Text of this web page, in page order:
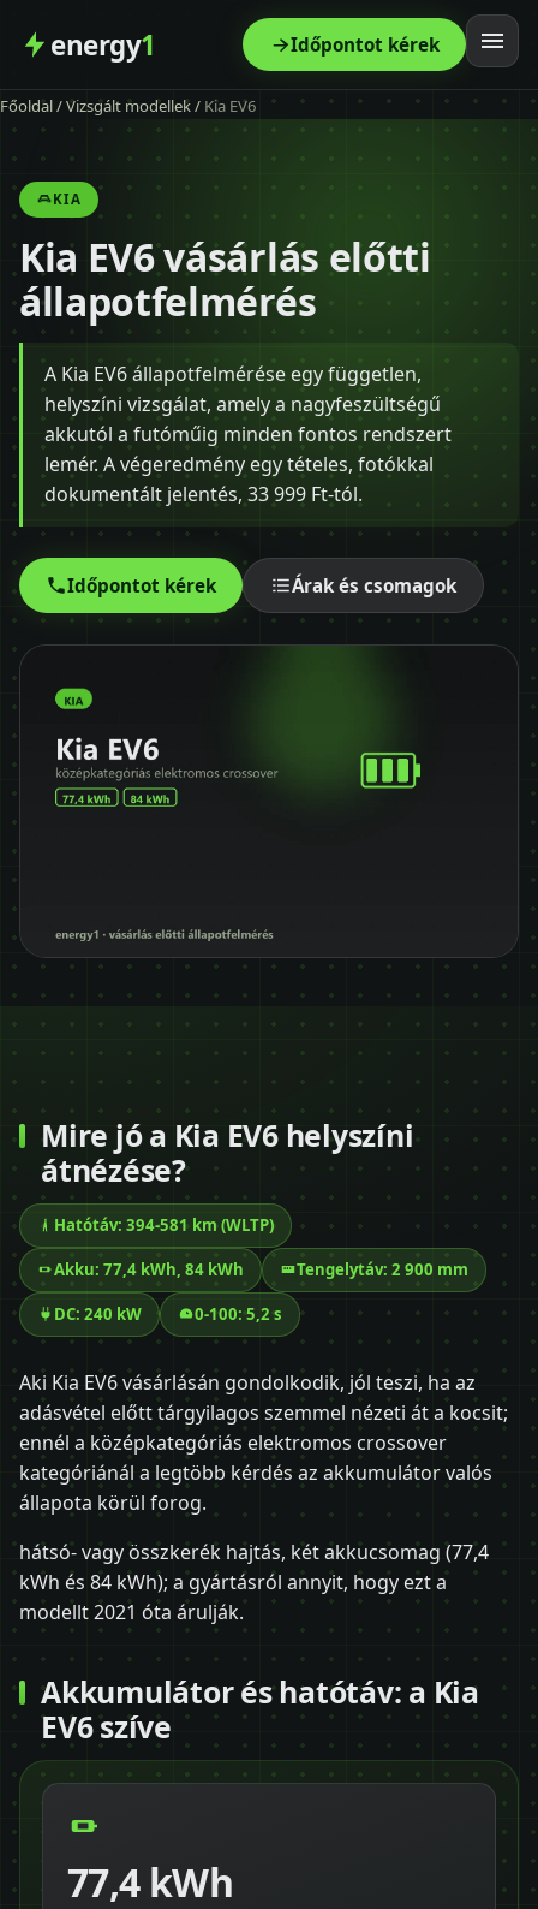
energy1 Időpontot kérek
Főoldal
Szolgáltatás
Árak
Modellek
Kapcsolat
Blog
+36 30 680 7511
Főoldal/Vizsgált modellek/ Kia EV6
KIA
Kia EV6 vásárlás előtti
állapotfelmérés
A Kia EV6 állapotfelmérése egy független,
helyszíni vizsgálat, amely a nagyfeszültségű
akkutól a futóműig minden fontos rendszert
lemér. A végeredmény egy tételes, fotókkal
dokumentált jelentés, 33 999 Ft-tól.
Időpontot kérek Árak és csomagok
Mire jó a Kia EV6 helyszíni
átnézése?
Hatótáv: 394-581 km (WLTP)
Akku: 77,4 kWh, 84 kWh Tengelytáv: 2 900 mm
DC: 240 kW 0-100: 5,2 s
Aki Kia EV6 vásárlásán gondolkodik, jól teszi, ha az
adásvétel előtt tárgyilagos szemmel nézeti át a kocsit;
ennél a középkategóriás elektromos crossover
kategóriánál a legtöbb kérdés az akkumulátor valós
állapota körül forog.
hátsó- vagy összkerék hajtás, két akkucsomag (77,4
kWh és 84 kWh); a gyártásról annyit, hogy ezt a
modellt 2021 óta árulják.
Akkumulátor és hatótáv: a Kia
EV6 szíve
77,4 kWh